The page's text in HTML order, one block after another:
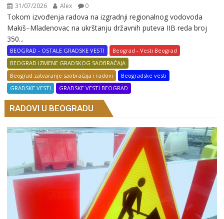
31/07/2026 Alex 0
Tokom izvođenja radova na izgradnji regionalnog vodovoda
Makiš–Mladenovac na ukrštanju državnih puteva IIB reda broj
350...
BEOGRAD - OSTALE GRADSKE VESTI
Beograd - Vesti Beograd
BEOGRAD IZMENE GRADSKOG SAOBRAĆAJA
Beograd zatvaranje saobraćaja i radovi
Beogradske vesti
GRADSKE VESTI
GRADSKE VESTI BEOGRAD
RADOVI U BEOGRADU